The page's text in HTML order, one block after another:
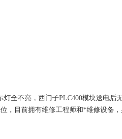
灯全不亮，西门子PLC400模块送电
，目前拥有维修工程师和*维修设备